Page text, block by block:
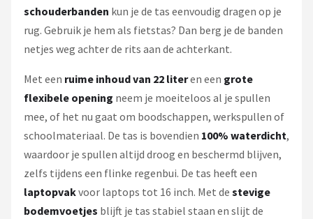
schouderbanden kun je de tas eenvoudig dragen op je
rug. Gebruik je hem als fietstas? Dan berg je de banden
netjes weg achter de rits aan de achterkant.
Met een ruime inhoud van 22 literen een grote
flexibele opening neem je moeiteloos al je spullen
mee, of het nu gaat om boodschappen, werkspullen of
schoolmateriaal. De tas is bovendien 100% waterdicht,
waardoor je spullen altijd droog en beschermd blijven,
zelfs tijdens een flinke regenbui. De tas heeft een
laptopvakvoor laptops tot 16 inch. Met de stevige
bodemvoetjes blijft je tas stabiel staan en slijt de